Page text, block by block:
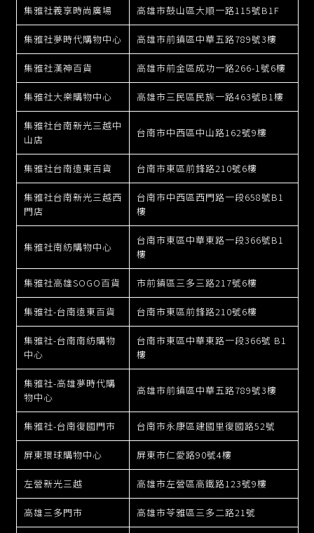
集雅社義享時尚廣場 高雄市鼓山區大順一路115號B1F
集雅社夢時代購物中心 高雄市前鎮區中華五路789號3樓
集雅社漢神百貨 高雄市前金區成功一路266-1號6樓
集雅社大樂購物中心 高雄市三民區民族一路463號B1樓
集雅社台南新光三越中
山店
台南市中西區中山路162號9樓
集雅社台南遠東百貨 台南市東區前鋒路210號6樓
集雅社台南新光三越西
門店
台南市中西區西門路一段658號B1
樓
集雅社南紡購物中心
台南市東區中華東路一段366號B1
樓
集雅社高雄SOGO百貨 市前鎮區三多三路217號6樓
集雅社-台南遠東百貨 台南市東區前鋒路210號6樓
集雅社-台南南紡購物
中心
台南市東區中華東路一段366號 B1
樓
集雅社-高雄夢時代購
物中心
高雄市前鎮區中華五路789號3樓
集雅社-台南復國門市 台南市永康區建國里復國路52號
屏東環球購物中心 屏東市仁愛路90號4樓
左營新光三越 高雄市左營區高鐵路123號9樓
高雄三多門市 高雄市苓雅區三多二路21號